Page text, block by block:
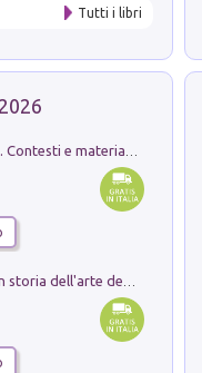
Tutti i libri